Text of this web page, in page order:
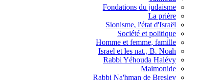
Fondations du judaisme
La prière
Sionisme, l'état d'Israël
Société et politique
Homme et femme, famille
Israel et les nat., B. Noah
Rabbi Yéhouda Halévy
Maimonide
Rabbi Na'hman de Breslev